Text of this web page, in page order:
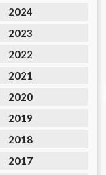
2024
2023
2022
2021
2020
2019
2018
2017